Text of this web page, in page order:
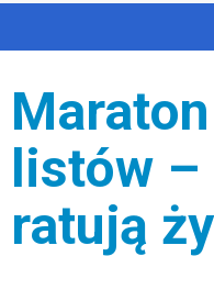
listów –
ratują